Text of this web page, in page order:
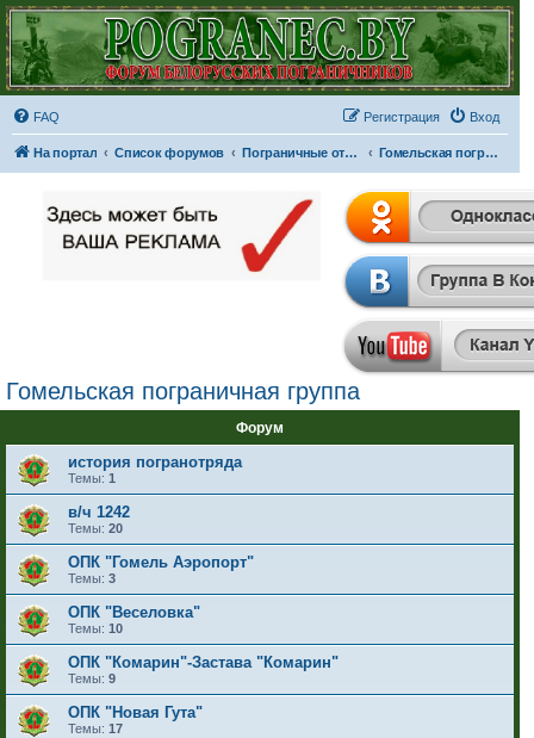
FAQ Вход
Регистрация
На портал Список форумов Пограничные отряды и части Гомельская пограничная группа
Гомельская пограничная группа
Форум
история погранотряда
Темы: 1
в/ч 1242
Темы: 20
ОПК "Гомель Аэропорт"
Темы: 3
ОПК "Веселовка"
Темы: 10
ОПК "Комарин"-Застава "Комарин"
Темы: 9
ОПК "Новая Гута"
Темы: 17